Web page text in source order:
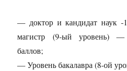
— доктор и кандидат наук -
магистр (9-ый уровень)
баллов;
— Уровень бакалавра (8-ой